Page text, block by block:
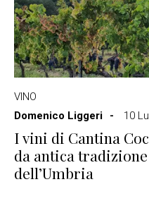
VINO
Domenico Liggeri
10
I vini di Cantina
da antica
dell’Umbria